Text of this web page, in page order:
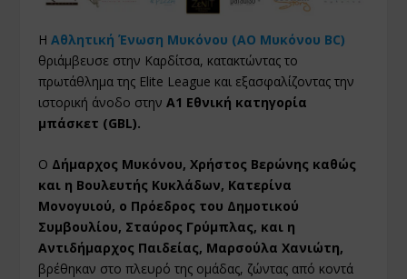
ΗΑθλητική Ένωση Μυκόνου (ΑΟ Μυκόνου BC)
θριάμβευσε στην Καρδίτσα, κατακτώντας το
πρωτάθλημα της Elite League και εξασφαλίζοντας την
ιστορική άνοδο στηνΑ1 Εθνική κατηγορία
μπάσκετ (GBL).
Ο Δήμαρχος Μυκόνου, Χρήστος Βερώνης καθώς
και η Βουλευτής Κυκλάδων, Κατερίνα
Μονογυιού, ο Πρόεδρος του Δημοτικού
Συμβουλίου, Σταύρος Γρύμπλας, και η
Αντιδήμαρχος Παιδείας, Μαρσούλα Χανιώτη,
βρέθηκαν στο πλευρό της ομάδας, ζώντας από κοντά